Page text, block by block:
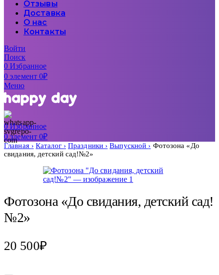
Отзывы
Доставка
О нас
Контакты
Войти
Поиск
0Избранное
0элемент 0₽
Меню
0Избранное
0элемент 0₽
Главная Каталог Праздники Выпускной
Фотозона «До
свидания, детский сад!№2»
Фотозона «До свидания, детский сад!
№2»
20 500₽